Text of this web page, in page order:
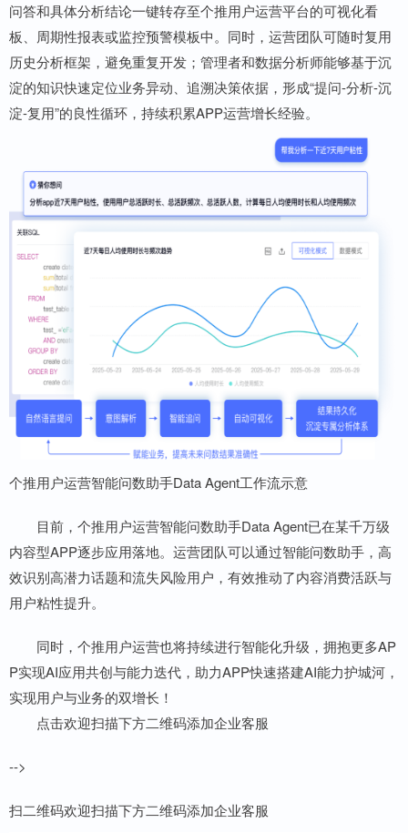
问答和具体分析结论一键转存至个推用户运营平台的可视化看
板、周期性报表或监控预警模板中。同时，运营团队可随时复用
历史分析框架，避免重复开发；管理者和数据分析师能够基于沉
淀的知识快速定位业务异动、追溯决策依据，形成“提问-分析-沉
淀-复用”的良性循环，持续积累APP运营增长经验。
个推用户运营智能问数助手Data Agent工作流示意
目前，个推用户运营智能问数助手Data Agent已在某千万级
内容型APP逐步应用落地。运营团队可以通过智能问数助手，高
效识别高潜力话题和流失风险用户，有效推动了内容消费活跃与
用户粘性提升。
同时，个推用户运营也将持续进行智能化升级，拥抱更多AP
P实现AI应用共创与能力迭代，助力APP快速搭建AI能力护城河，
实现用户与业务的双增长！
点击欢迎扫描下方二维码添加企业客服
-->
扫二维码欢迎扫描下方二维码添加企业客服